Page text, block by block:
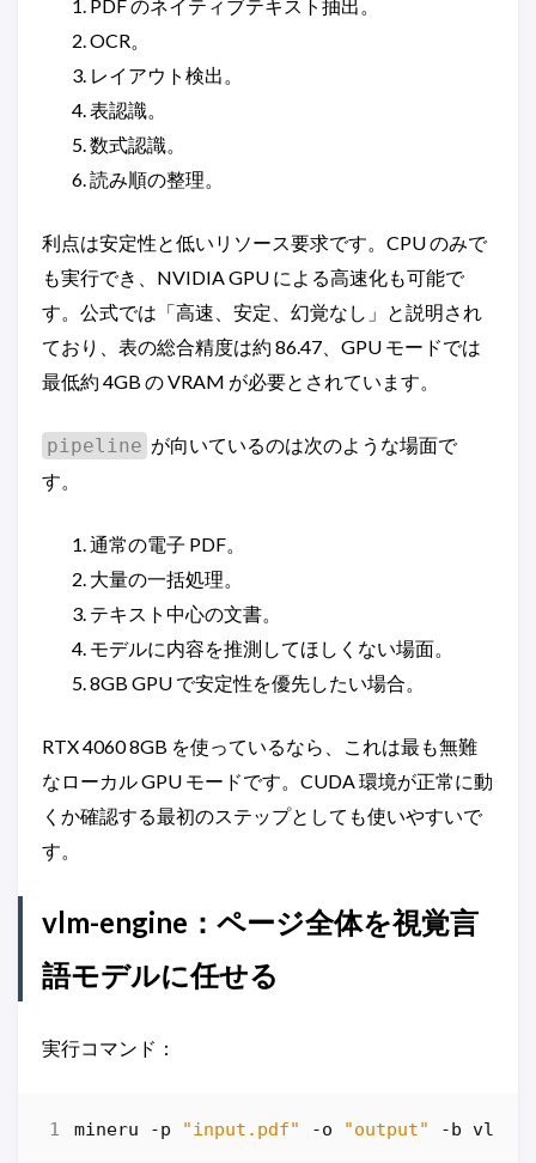
PDF のネイティブテキスト抽出。
OCR。
レイアウト検出。
表認識。
数式認識。
読み順の整理。
利点は安定性と低いリソース要求です。CPU のみで
も実行でき、NVIDIA GPU による高速化も可能で
す。公式では「高速、安定、幻覚なし」と説明され
ており、表の総合精度は約 86.47、GPU モードでは
最低約 4GB の VRAM が必要とされています。
pipeline が向いているのは次のような場面で
す。
通常の電子 PDF。
大量の一括処理。
テキスト中心の文書。
モデルに内容を推測してほしくない場面。
8GB GPU で安定性を優先したい場合。
RTX 4060 8GB を使っているなら、これは最も無難
なローカル GPU モードです。CUDA 環境が正常に動
くか確認する最初のステップとしても使いやすいで
す。
vlm-engine：ページ全体を視覚言
語モデルに任せる
実行コマンド：
mineru -p "input.pdf" -o "output" -b vlm-